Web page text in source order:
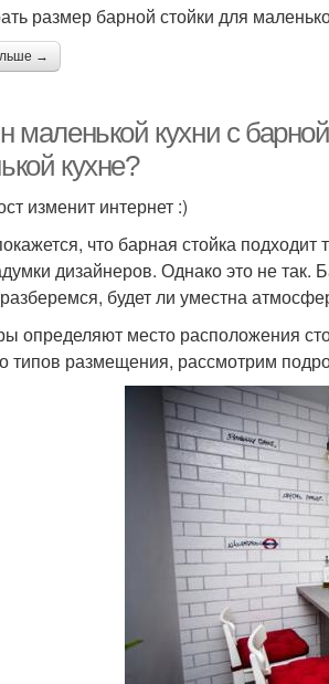
размер барной стойки для
→
маленькой кухни с
кухне?
изменит интернет :)
что барная стойка
дизайнеров. Однако это не
будет ли уместна
определяют место расположения
типов размещения, рассмотрим